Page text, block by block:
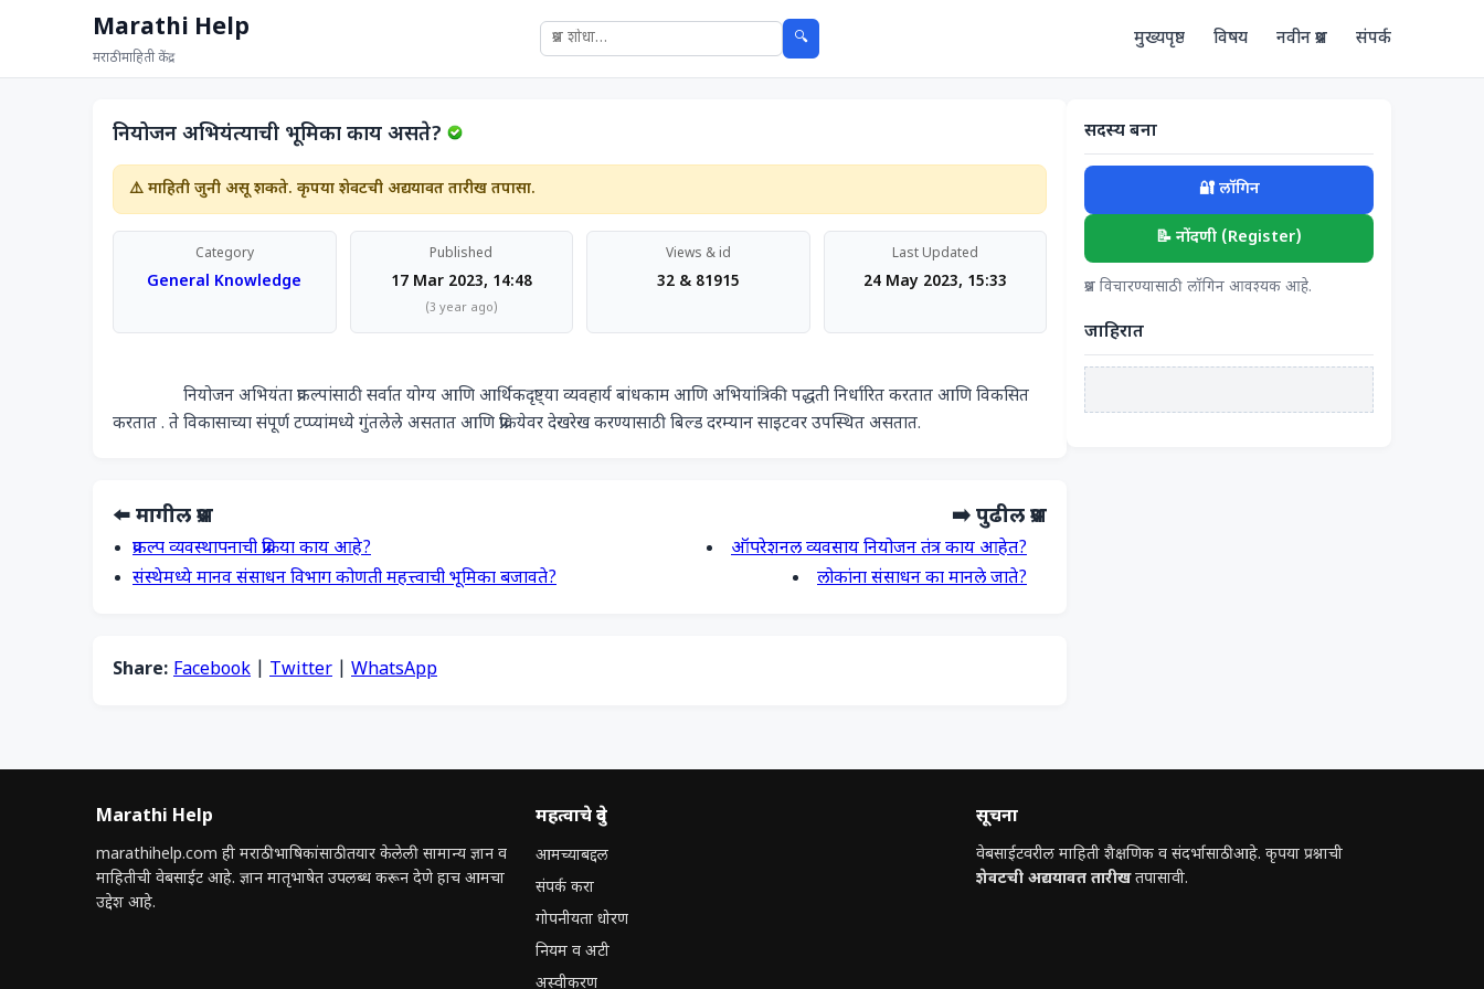
Marathi Help
मराठी माहिती केंद्र
🔍 मुख्यपृष्ठ विषय नवीन प्रश्न संपर्क
नियोजन अभियंत्याची भूमिका काय असते?
⚠️ माहिती जुनी असू शकते. कृपया शेवटची अद्ययावत तारीख तपासा.
Category
General Knowledge
Published
17 Mar 2023, 14:48
(3 year ago)
Views & id
32 & 81915
Last Updated
24 May 2023, 15:33
करतात . ते विकासाच्या संपूर्ण टप्प्यांमध्ये गुंतलेले असतात आणि प्रक्रियेवर देखरेख करण्यासाठी बिल्ड दरम्यान साइटवर उपस्थित असतात.
⬅️ मागील प्रश्न
प्रकल्प व्यवस्थापनाची प्रक्रिया काय आहे?
संस्थेमध्ये मानव संसाधन विभाग कोणती महत्त्वाची भूमिका बजावते?
➡️ पुढील प्रश्न
ऑपरेशनल व्यवसाय नियोजन तंत्र काय आहेत?
लोकांना संसाधन का मानले जाते?
Share: Facebook Twitter WhatsApp
सदस्य बना
🔐 लॉगिन
📝 नोंदणी (Register)
प्रश्न विचारण्यासाठी लॉगिन आवश्यक आहे.
जाहिरात
Marathi Help
marathihelp.com ही मराठी भाषिकांसाठी तयार केलेली सामान्य ज्ञान व
माहितीची वेबसाईट आहे. ज्ञान मातृभाषेत उपलब्ध करून देणे हाच आमचा
उद्देश आहे.
महत्वाचे दुवे
आमच्याबद्दल
संपर्क करा
गोपनीयता धोरण
नियम व अटी
अस्वीकरण
सूचना
वेबसाईटवरील माहिती शैक्षणिक व संदर्भासाठी आहे. कृपया प्रश्नाची
शेवटची अद्ययावत तारीखतपासावी.